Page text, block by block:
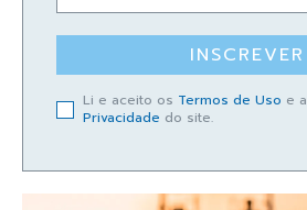
INSCREVER
Li e aceito os Termos de Uso e a
Privacidade do site.